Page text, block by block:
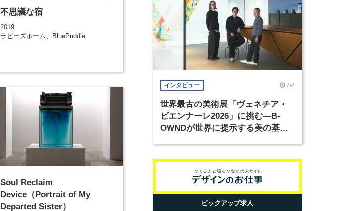
不思議な宿
2019
ラビーズホーム、BluePuddle
Soul Reclaim
Device（Portrait of My
Departed Sister）
インタビュー 7/2
世界最古の美術展「ヴェネチア・
ビエンナーレ2026」に挑む―B-
OWNDが世界に提示する美の基準
ピックアップ求人